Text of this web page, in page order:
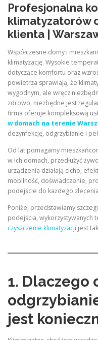
Profesjonalna
klimatyzatorów
klienta |
Współczesne domy i
klimatyzację. Wysokie
dotyczące komfortu oraz
powietrza sprawiają, że
wygodnym, ale wręcz
zdrowo, niezbędne jest
firma oferuje kompleksową
w domach na terenie
dezynfekcję, odgrzybianie i
Od lat pomagamy
w ich domach, przedłużyć
urządzenia działają cicho,
mobilność, doświadczenie,
podejście do każdego
Poniżej przedstawiamy
podejścia, wykorzystywanych
czyszczenie klimatyzacji jest
1. Dlaczego
jest